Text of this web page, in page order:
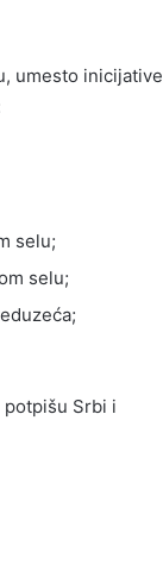
umesto inicijative
selu;
selu;
potpišu Srbi i